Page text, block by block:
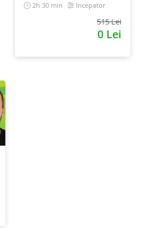
2h 30 min Incepator
515 Lei
0 Lei